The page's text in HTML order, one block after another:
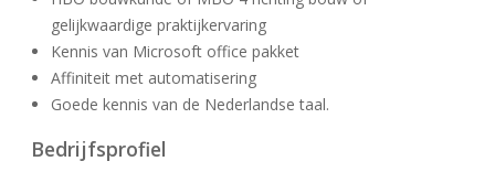
gelijkwaardige praktijkervaring
Kennis van Microsoft office pakket
Affiniteit met automatisering
Goede kennis van de Nederlandse taal.
Bedrijfsprofiel